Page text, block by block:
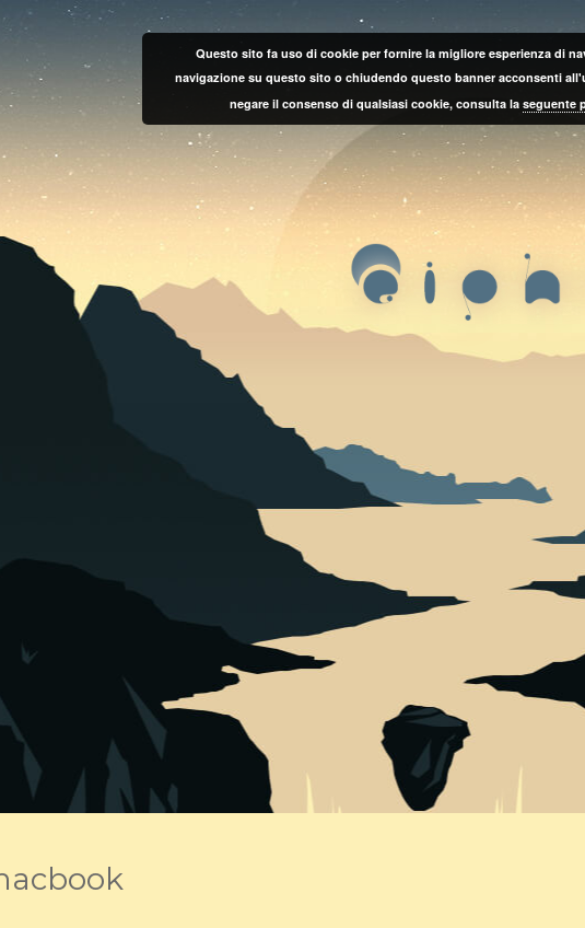
Questo sito fa uso di cookie per fornire la migliore esperienza di
navigazione su questo sito o chiudendo questo banner acconsenti
negare il consenso di qualsiasi cookie, consulta la seguente